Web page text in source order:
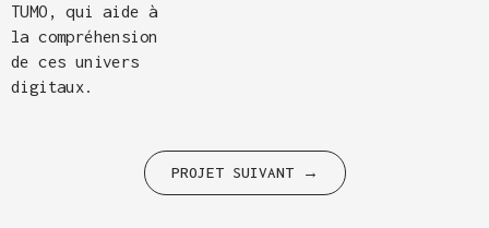
TUMO, qui aide à
la compréhension
de ces univers
digitaux.
PROJET SUIVANT →